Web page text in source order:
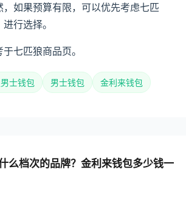
如果预算有限，可以优先考虑七匹
行选择。
七匹狼商品页。
士钱包 男士钱包 金利来钱包
么档次的品牌？金利来钱包多少钱一